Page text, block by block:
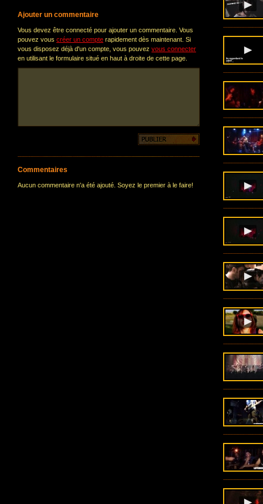
Ajouter un commentaire
Vous devez être connecté pour ajouter un commentaire. Vous
pouvez vous créer un compte rapidement dès maintenant. Si
vous disposez déjà d'un compte, vous pouvez vous connecter
en utilisant le formulaire situé en haut à droite de cette page.
Commentaires
Aucun commentaire n'a été ajouté. Soyez le premier à le faire!